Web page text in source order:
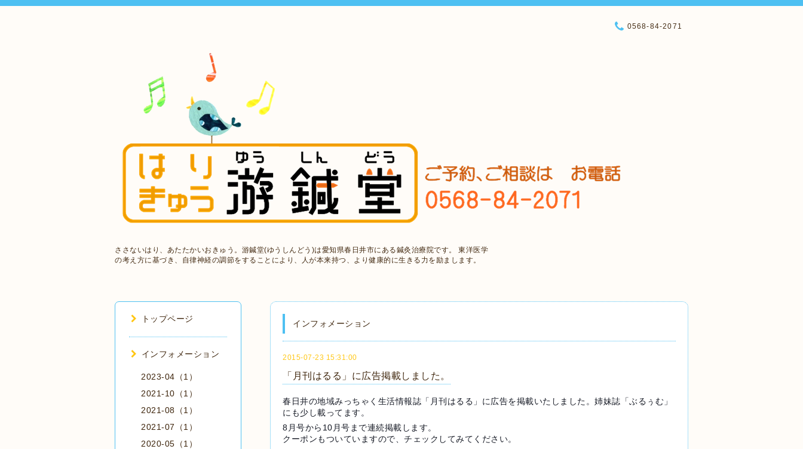
ささないはり、あたたかいおきゅう。游鍼堂(ゆうしんどう)は愛知県春日井市にある鍼灸治療院です。 東洋医学
の考え方に基づき、自律神経の調節をすることにより、人が本来持つ、より健康的に生きる力を励まします。
0568-84-2071
インフォメーション
2015-07-23 15:31:00
「月刊はるる」に広告掲載しました。
春日井の地域みっちゃく生活情報誌「月刊はるる」に広告を掲載いたしました。姉妹誌「ぶるぅむ」
にも少し載ってます。
8月号から10月号まで連続掲載します。
クーポンもついていますので、チェックしてみてください。
トップページ
インフォメーション
2023-04（1）
2021-10（1）
2021-08（1）
2021-07（1）
2020-05（1）